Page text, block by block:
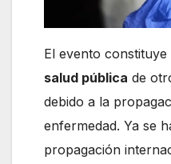
El evento constituye
salud pública de
debido a la
enfermedad. Ya se
propagación